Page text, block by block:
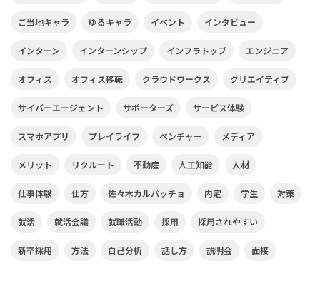
ご当地キャラ ゆるキャラ イベント インタビュー
インターン インターンシップ インフラトップ エンジニア
オフィス オフィス移転 クラウドワークス クリエイティブ
サイバーエージェント サポーターズ サービス体験
スマホアプリ プレイライフ ベンチャー メディア
メリット リクルート 不動産 人工知能 人材
仕事体験 仕方 佐々木カルパッチョ 内定 学生 対策
就活 就活会議 就職活動 採用 採用されやすい
新卒採用 方法 自己分析 話し方 説明会 面接